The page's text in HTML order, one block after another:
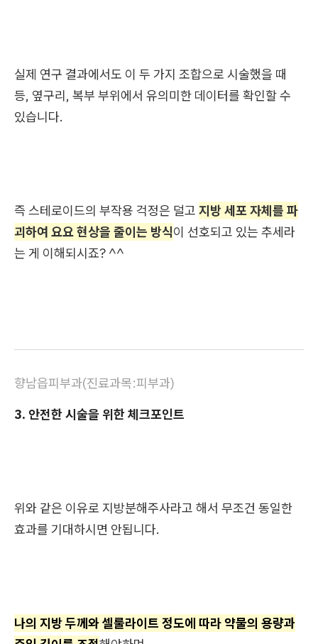
실제 연구 결과에서도 이 두 가지 조합으로 시술했을 때
등, 옆구리, 복부 부위에서 유의미한 데이터를 확인할 수
있습니다.
즉 스테로이드의 부작용 걱정은 덜고 지방 세포 자체를 파
괴하여 요요 현상을 줄이는 방식이 선호되고 있는 추세라
는 게 이해되시죠? ^^
향남읍피부과(진료과목:피부과)
3. 안전한 시술을 위한 체크포인트
위와 같은 이유로 지방분해주사라고 해서 무조건 동일한
효과를 기대하시면 안됩니다.
나의 지방 두께와 셀룰라이트 정도에 따라 약물의 용량과